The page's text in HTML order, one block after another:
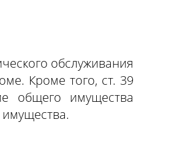
обслуживания
Кроме того, ст. 39
общего имущества